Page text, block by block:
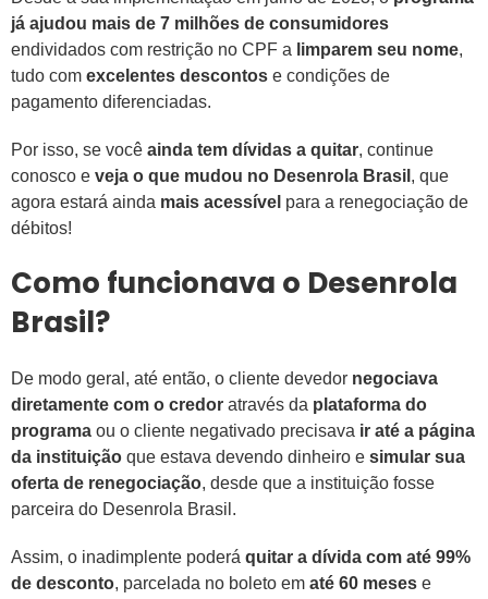
já ajudou mais de 7 milhões de consumidores
endividados com restrição no CPF a limparem seu nome,
tudo com excelentes descontos e condições de
pagamento diferenciadas.
Por isso, se você ainda tem dívidas a quitar, continue
conosco e veja o que mudou no Desenrola Brasil , que
agora estará ainda mais acessível para a renegociação de
débitos!
Como funcionava o Desenrola
Brasil?
De modo geral, até então, o cliente devedor negociava
diretamente com o credor através da plataforma do
programa ou o cliente negativado precisava ir até a página
da instituição que estava devendo dinheiro e simular sua
oferta de renegociação, desde que a instituição fosse
parceira do Desenrola Brasil.
Assim, o inadimplente poderá quitar a dívida com até 99%
de desconto, parcelada no boleto em até 60 meses e